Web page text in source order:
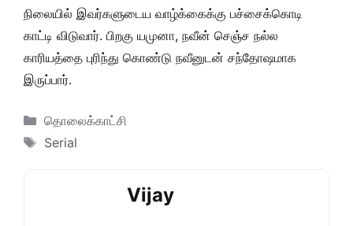
நிலையில் இவர்களுடைய வாழ்க்கைக்கு பச்சைக்கொடி
காட்டி விடுவார். பிறகு யமுனா, நவீன் செஞ்ச நல்ல
காரியத்தை புரிந்து கொண்டு நவீனுடன் சந்தோஷமாக
இருப்பார்.
Categories
தொலைக்காட்சி
Tags
Serial
Vijay